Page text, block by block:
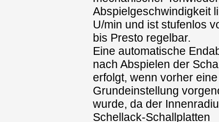
Abspielgeschwindigkeit
U/min und ist stufenlos
bis Presto regelbar.
Eine automatische
nach Abspielen der
erfolgt, wenn vorher eine
Grundeinstellung
wurde, da der
Schellack-Schallplatten